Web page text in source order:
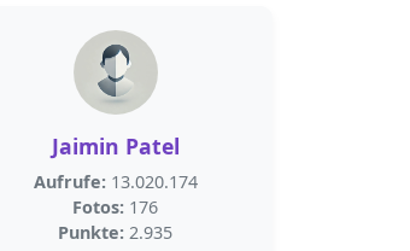
Jaimin Patel
Aufrufe: 13.020.174
Fotos: 176
Punkte: 2.935